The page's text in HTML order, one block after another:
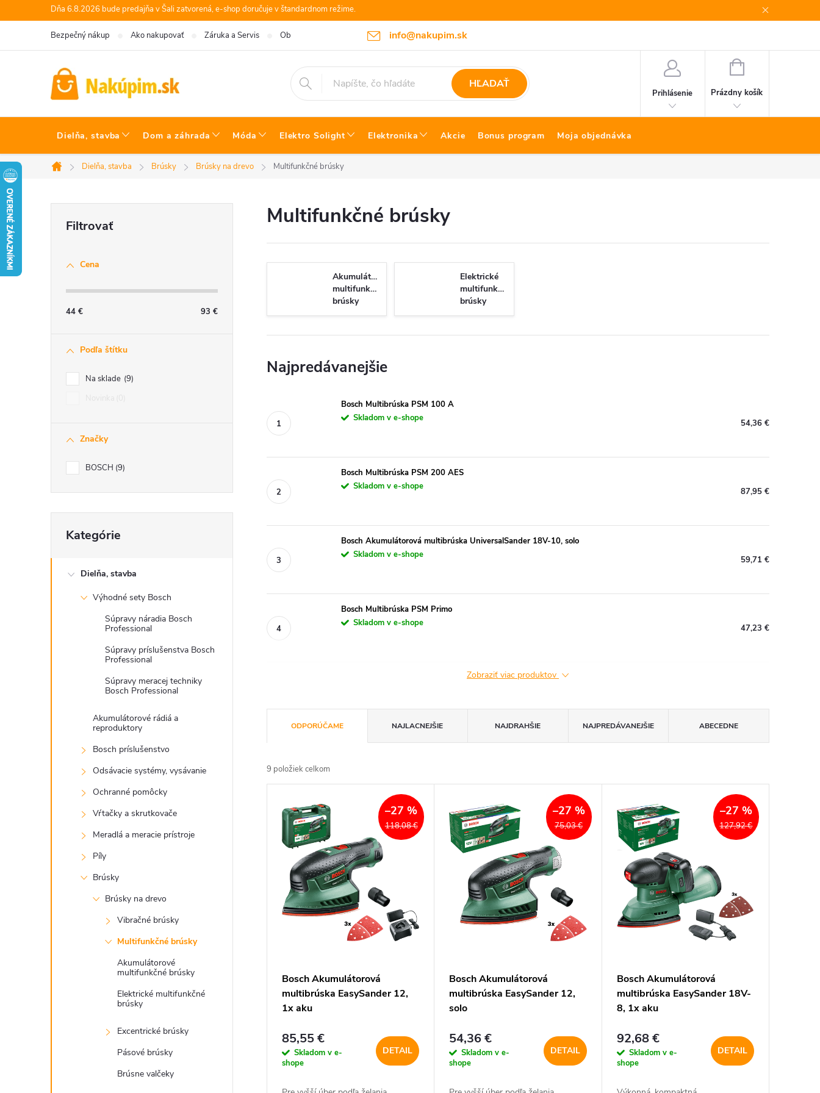
na
Dňa 6.8.2026 bude predajňa v Šali zatvorená, e-shop doručuje v štandardnom režime.
info@nakupim.sk
Bezpečný nákup Ako nakupovať Záruka a Servis Obchodné podmienky Platby a Doprava Blog Bosch náradie
HĽADAŤ
Prihlásenie
NÁKUPNÝ
Prázdny košík
Dielňa, stavba Dom a záhrada Móda Elektro Solight Elektronika Akcie Bonus program Moja objednávka
Domov
Dielňa, stavba Brúsky Brúsky na drevo Multifunkčné brúsky
l
Cena
44 € 93 €
Podľa štítku
Na sklade 9
Značky
BOSCH 9
kategórie
Kategórie
Dielňa, stavba
Výhodné sety Bosch
Súpravy náradia Bosch
Professional
Súpravy príslušenstva Bosch
Professional
Súpravy meracej techniky
Bosch Professional
Akumulátorové rádiá a
reproduktory
Bosch príslušenstvo
Odsávacie systémy, vysávanie
Ochranné pomôcky
Vŕtačky a skrutkovače
Meradlá a meracie prístroje
Píly
Brúsky
Brúsky na drevo
Vibračné brúsky
Multifunkčné brúsky
Akumulátorové
multifunkčné brúsky
Elektrické multifunkčné
brúsky
Excentrické brúsky
Pásové brúsky
Brúsne valčeky
Multifunkčné brúsky
Akumulátorové
multifunkčné
brúsky
Elektrické
multifunkčné
brúsky
Najpredávanejšie
Bosch Multibrúska PSM 100 A
Skladom v e-shope
54,36 €
Bosch Multibrúska PSM 200 AES
Skladom v e-shope
87,95 €
Bosch Akumulátorová multibrúska UniversalSander 18V-10, solo
Skladom v e-shope
59,71 €
Bosch Multibrúska PSM Primo
Skladom v e-shope
47,23 €
Zobraziť viac produktov
a
d
ODPORÚČAME NAJLACNEJŠIE NAJDRAHŠIE NAJPREDÁVANEJŠIE ABECEDNE
9 položiek celkom
118,08 €
–27 %
Bosch Akumulátorová
multibrúska EasySander 12,
1x aku
85,55 €
Skladom v e-
shope
DETAIL
75,03 €
–27 %
Bosch Akumulátorová
multibrúska EasySander 12,
solo
54,36 €
Skladom v e-
shope
DETAIL
127,92 €
–27 %
Bosch Akumulátorová
multibrúska EasySander 18V-
8, 1x aku
92,68 €
Skladom v e-
shope
DETAIL